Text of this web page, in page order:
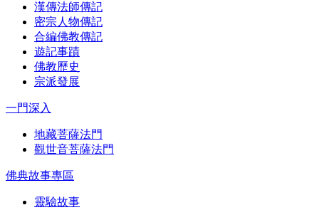
漢傳法師傳記
密宗人物傳記
合編佛教傳記
遊記事蹟
佛教歷史
宗派發展
一門深入
地藏菩薩法門
觀世音菩薩法門
佛典故事專區
靈驗故事